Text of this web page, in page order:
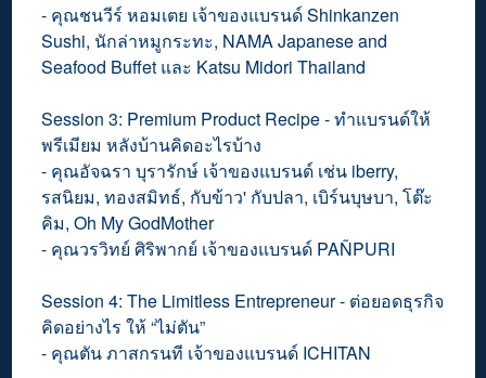
- คุณชนวีร์ หอมเตย เจ้าของแบรนด์ Shinkanzen
Sushi, นักล่าหมูกระทะ, NAMA Japanese and
Seafood Buffet และ Katsu Midori Thailand
Session 3: Premium Product Recipe - ทำแบรนด์ให้
พรีเมียม หลังบ้านคิดอะไรบ้าง
- คุณอัจฉรา บุรารักษ์ เจ้าของแบรนด์ เช่น iberry,
รสนิยม, ทองสมิทธ์, กับข้าว' กับปลา, เบิร์นบุษบา, โต๊ะ
คิม, Oh My GodMother
- คุณวรวิทย์ ศิริพากย์ เจ้าของแบรนด์ PAÑPURI
Session 4: The Limitless Entrepreneur - ต่อยอดธุรกิจ
คิดอย่างไร ให้ “ไม่ตัน”
- คุณตัน ภาสกรนที เจ้าของแบรนด์ ICHITAN